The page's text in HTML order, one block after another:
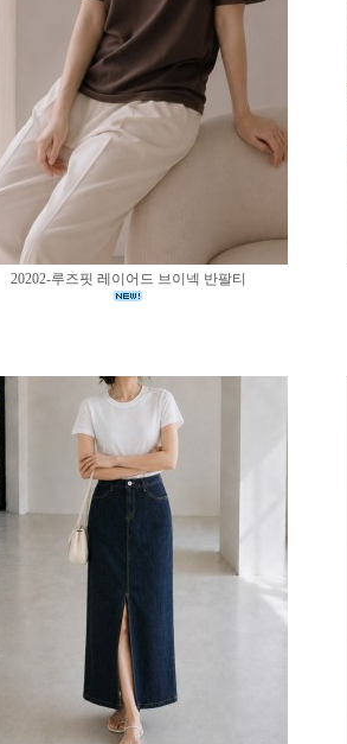
20202-루즈핏 레이어드 브이넥 반팔티